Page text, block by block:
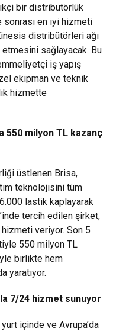
bir distribütörlük
sonrası en iyi hizmeti
distribütörleri ağı
sağlayacak. Bu
iş yapış
ekipman ve teknik
hizmette
550 milyon TL kazanç
üstlenen Brisa,
teknolojisini tüm
lastik kaplayarak
tercih edilen şirket,
veriyor. Son 5
550 milyon TL
birlikte hem
yaratıyor.
7/24 hizmet sunuyor
içinde ve Avrupa’da